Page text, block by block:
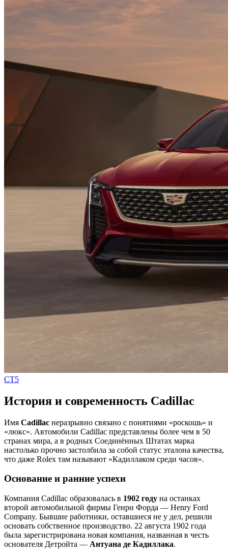
CT5
История и современность Cadillac
Имя Cadillac неразрывно связано с понятиями «роскошь» и
«люкс». Автомобили Cadillac представлены более чем в 50
странах мира, а в родных Соединённых Штатах марка
настолько прочно застолбила за собой статус эталона качества,
что даже Rolex там называют «Кадиллаком среди часов».
Основание и ранние успехи
Компания Cadillac образовалась в 1902 году на останках
второй автомобильной фирмы Генри Форда — Henry Ford
Company. Бывшие работники, оставшиеся не у дел, решили
основать собственное производство. 22 августа 1902 года
была зарегистрирована новая компания, названная в честь
основателя Детройта — Антуана де Кадиллака.